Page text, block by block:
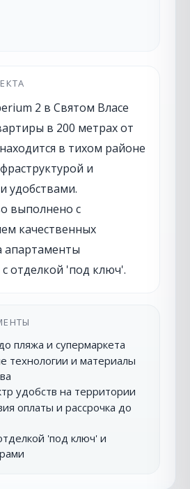
2 в Святом Власе
в 200 метрах от
в тихом районе
и
удобствами.
выполнено с
качественных
апартаменты
отделкой 'под ключ'.
пляжа и супермаркета
технологии и материалы
удобств на территории
оплаты и рассрочка до
'под ключ' и